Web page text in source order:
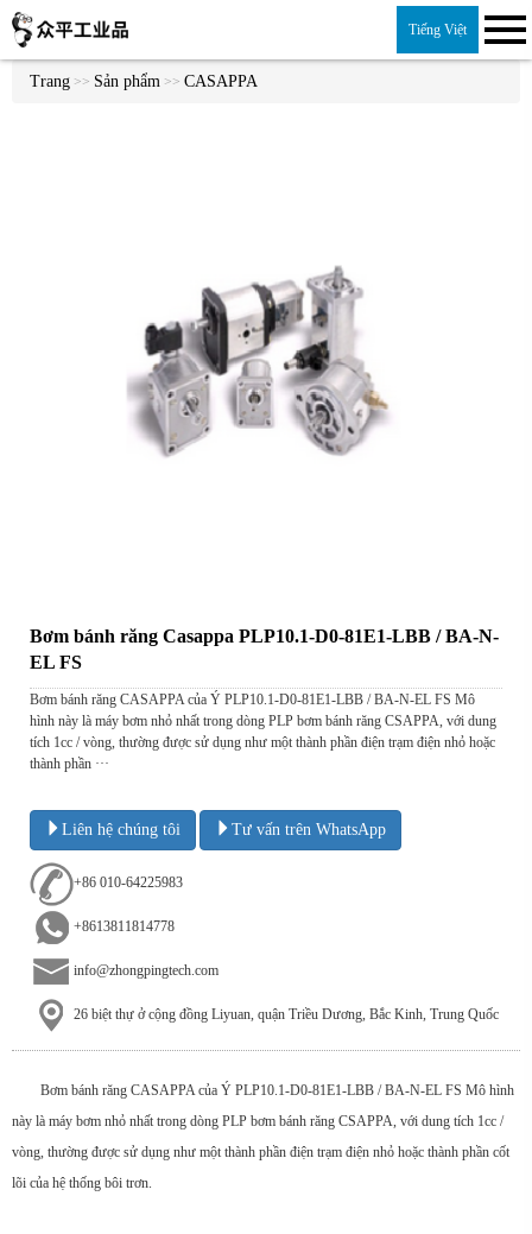
Tiếng Việt
Trang >> Sản phẩm >> CASAPPA
Bơm bánh răng Casappa PLP10.1-D0-81E1-LBB / BA-N-
EL FS
Bơm bánh răng CASAPPA của Ý PLP10.1-D0-81E1-LBB / BA-N-EL FS Mô
hình này là máy bơm nhỏ nhất trong dòng PLP bơm bánh răng CSAPPA, với dung
tích 1cc / vòng, thường được sử dụng như một thành phần điện trạm điện nhỏ hoặc
thành phần ···
Liên hệ chúng tôi Tư vấn trên WhatsApp
+86 010-64225983
+8613811814778
info@zhongpingtech.com
26 biệt thự ở cộng đồng Liyuan, quận Triều Dương, Bắc Kinh, Trung Quốc
Bơm bánh răng CASAPPA của Ý PLP10.1-D0-81E1-LBB / BA-N-EL FS Mô hình
này là máy bơm nhỏ nhất trong dòng PLP bơm bánh răng CSAPPA, với dung tích 1cc /
vòng, thường được sử dụng như một thành phần điện trạm điện nhỏ hoặc thành phần cốt
lõi của hệ thống bôi trơn.